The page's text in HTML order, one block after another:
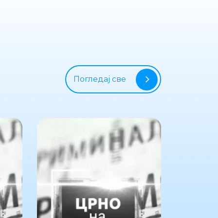
Погледај све